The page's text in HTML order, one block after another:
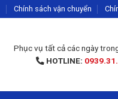
Chính sách vận chuyển
Phục vụ tất cả các ngày
HOTLINE: